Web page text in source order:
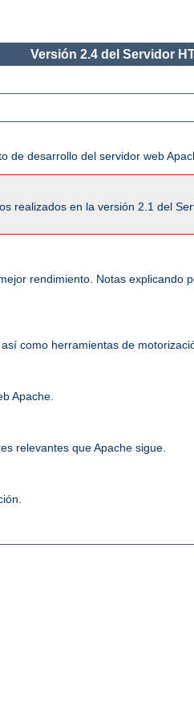
Versión 2.4 del Servidor
de desarrollo del servidor web
en la versión 2.1 del
rendimiento. Notas
como herramientas de
Apache.
relevantes que Apache sigue.